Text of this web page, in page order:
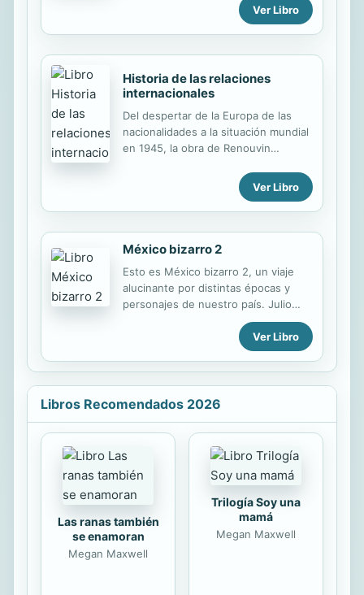
escrita que no estaba parcelada en
géneros, pues resultaba sumamente
discurso político de la historia; la
historia de la literatura; la literatura
del periodismo; el periodismo de la
discurso político. Tampoco estaba
parcelada en autores, pues unos y
otros...
Ver Libro
Historia de las relaciones
internacionales
Del despertar de la Europa de las
nacionalidades a la situación mundial
en 1945, la obra de Renouvin
despliegue en el logrado intento de
escribir una historia política y
diplomática de las relaciones -y
tensiones- internacionales en los
dos últimos siglos.
Ver Libro
México bizarro 2
Esto es México bizarro 2, un viaje
alucinante por distintas épocas y
personajes de nuestro país. Julio
Patán y Alejandro Rosas te cuentan
qué hay detrás de la fortuna de un
pepenador millonario, un portero
secuestrador y un poeta caníbal. O
aquella vez que vino Queen y
odiaron tanto la burocracia mexa que
fuimos fans de Tohuí hasta el punto
de cantar con enjundia "Osito panda,
que aún no andas...". Ya entrados en
gastos, ¿un taquito de manatí o un
pozolito humano? Ambos: platillos
del menú bizarro de nuestra historia.
Gracias, México, nunca...
Ver Libro
Libros Recomendados 2026
Las ranas también
se enamoran
Megan Maxwell
Trilogía Soy una
mamá
Megan Maxwell